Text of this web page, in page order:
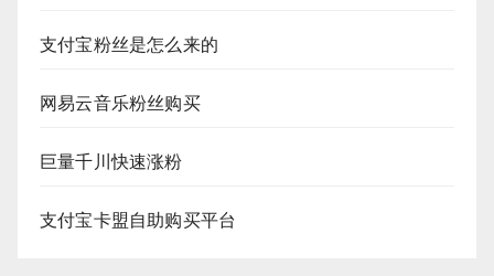
支付宝粉丝是怎么来的
网易云音乐粉丝购买
巨量千川快速涨粉
支付宝卡盟自助购买平台